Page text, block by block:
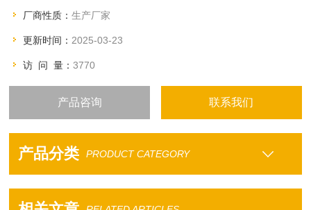
厂商性质：生产厂家
更新时间： 2025-03-23
访 问 量：3770
产品咨询 联系我们
产品分类 PRODUCT CATEGORY